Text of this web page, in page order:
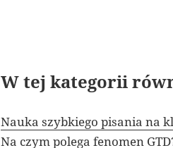
W tej kategorii
Nauka szybkiego pisania na
Na czym polega fenomen